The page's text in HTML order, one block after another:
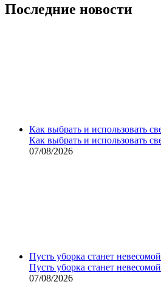
Последние новости
Как выбрать и использовать
Как выбрать и использовать
07/08/2026
Пусть уборка станет
Пусть уборка станет
07/08/2026